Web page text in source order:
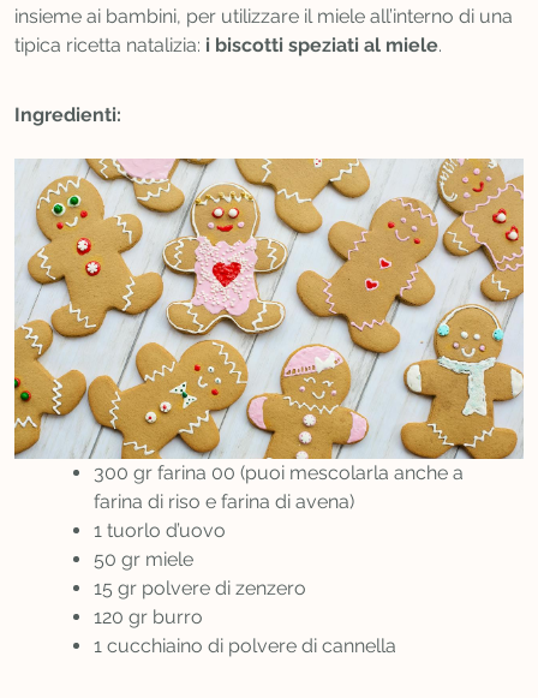
insieme ai bambini, per utilizzare il miele all’interno di una
tipica ricetta natalizia: i biscotti speziati al miele.
Ingredienti:
300 gr farina 00 (puoi mescolarla anche a
farina di riso e farina di avena)
1 tuorlo d’uovo
50 gr miele
15 gr polvere di zenzero
120 gr burro
1 cucchiaino di polvere di cannella